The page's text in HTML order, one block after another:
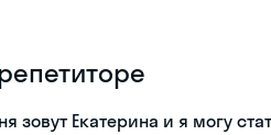
зовут Екатерина и я могу